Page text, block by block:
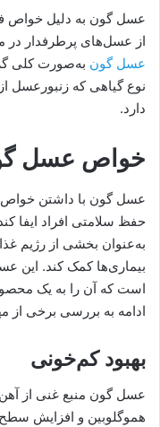
عسل گون به دلیل خواص
از عسل‌های پرطرفدار در
عسل گون به‌صورت کلی
نوع گیاهی که زنبورعسل
دارد.
خواص عسل
عسل گون با داشتن خواص
حفظ سلامتی افراد
به‌عنوان بخشی از رژیم
بیماری‌ها کمک کند. این
است که آن را به یک
ادامه به بررسی برخی از
بهبود کم‌خونی
عسل گون منبع غنی از
هموگلوبین و افزایش